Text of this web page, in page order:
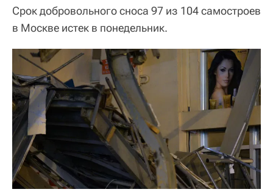
Срок добровольного сноса 97 из 104 самостроев
в Москве истек в понедельник.